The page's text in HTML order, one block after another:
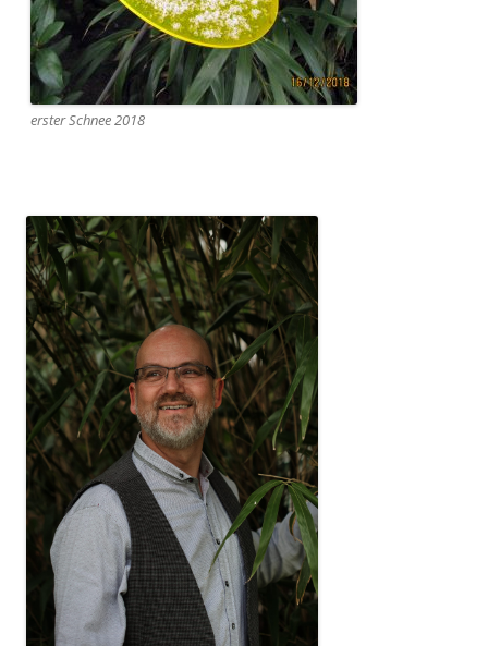
erster Schnee 2018